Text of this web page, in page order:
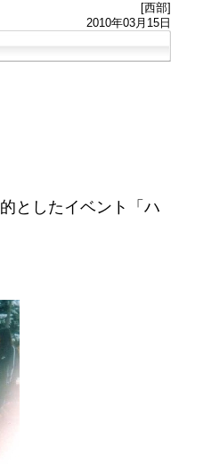
[西部]
2010年03月15日
としたイベント「ハ